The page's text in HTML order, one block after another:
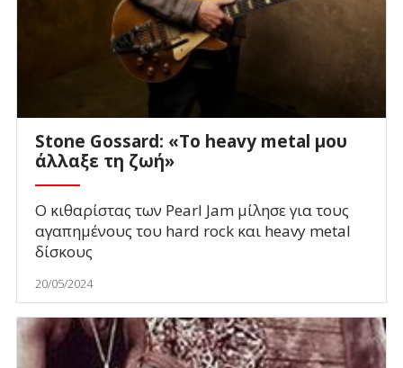
Stone Gossard: «Το heavy metal μου
άλλαξε τη ζωή»
Ο κιθαρίστας των Pearl Jam μίλησε για τους
αγαπημένους του hard rock και heavy metal
δίσκους
20/05/2024